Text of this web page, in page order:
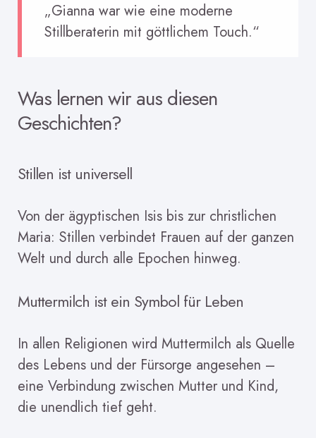
„Gianna war wie eine moderne
Stillberaterin mit göttlichem Touch.“
Was lernen wir aus diesen
Geschichten?
Stillen ist universell
Von der ägyptischen Isis bis zur christlichen
Maria: Stillen verbindet Frauen auf der ganzen
Welt und durch alle Epochen hinweg.
Muttermilch ist ein Symbol für Leben
In allen Religionen wird Muttermilch als Quelle
des Lebens und der Fürsorge angesehen –
eine Verbindung zwischen Mutter und Kind,
die unendlich tief geht.